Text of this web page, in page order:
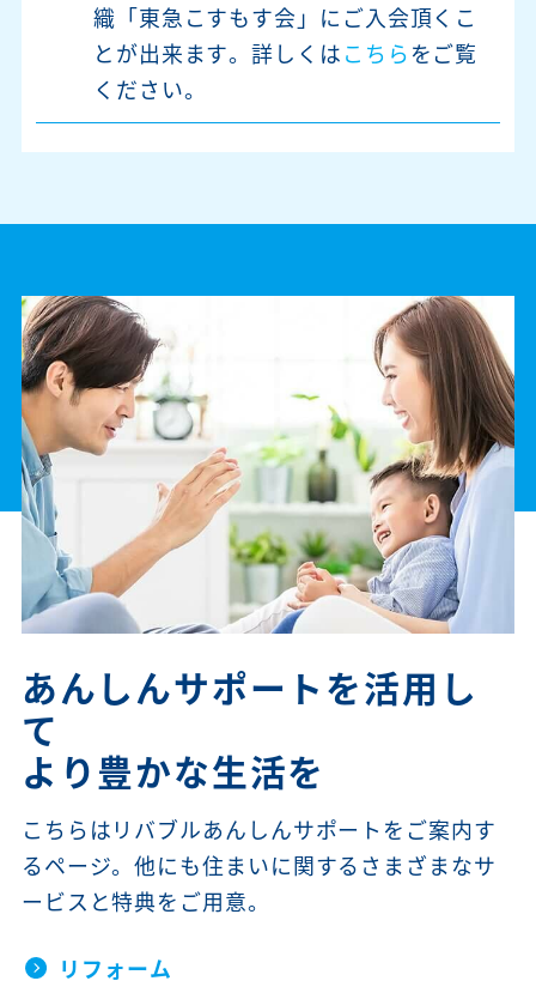
織「東急こすもす会」にご入会頂くこ
とが出来ます。詳しくはこちらをご覧
ください。
あんしんサポートを活用し
て
より豊かな生活を
こちらはリバブルあんしんサポートをご案内す
るページ。他にも住まいに関するさまざまなサ
ービスと特典をご用意。
リフォーム